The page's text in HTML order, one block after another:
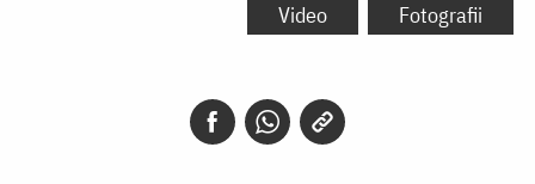
Video Fotografii